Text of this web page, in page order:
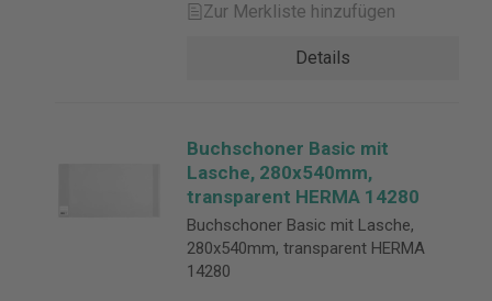
Zur Merkliste hinzufügen
Details
Buchschoner Basic mit
Lasche, 280x540mm,
transparent HERMA 14280
Buchschoner Basic mit Lasche,
280x540mm, transparent HERMA
14280